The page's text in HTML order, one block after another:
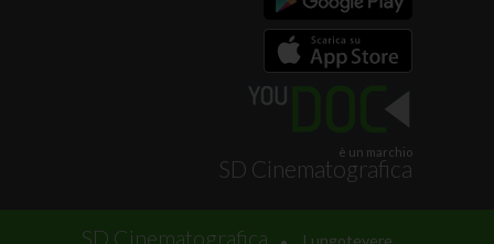
è un marchio
SD Cinematografica
SD Cinematografica .